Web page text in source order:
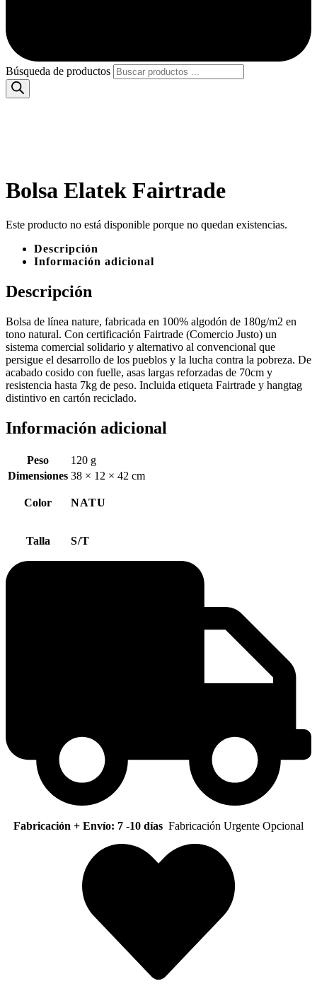
Búsqueda de productos
Bolsa Elatek Fairtrade
Este producto no está disponible porque no quedan existencias.
Descripción
Información adicional
Descripción
Bolsa de línea nature, fabricada en 100% algodón de 180g/m2 en
tono natural. Con certificación Fairtrade (Comercio Justo) un
sistema comercial solidario y alternativo al convencional que
persigue el desarrollo de los pueblos y la lucha contra la pobreza. De
acabado cosido con fuelle, asas largas reforzadas de 70cm y
resistencia hasta 7kg de peso. Incluida etiqueta Fairtrade y hangtag
distintivo en cartón reciclado.
Información adicional
Peso
120 g
Dimensiones 38 × 12 × 42 cm
Color NATU
Talla S/T
Fabricación + Envío: 7 -10 días Fabricación Urgente Opcional